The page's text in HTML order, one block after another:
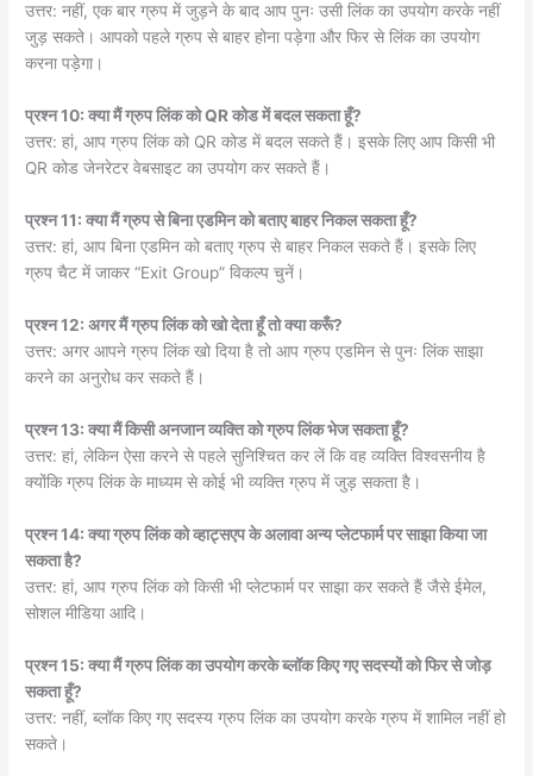
उत्तर: नहीं, एक बार ग्रुप में जुड़ने के बाद आप पुनः उसी लिंक का उपयोग करके नहीं
जुड़ सकते। आपको पहले ग्रुप से बाहर होना पड़ेगा और फिर से लिंक का उपयोग
करना पड़ेगा।
प्रश्न 10: क्या मैं ग्रुप लिंक को QR कोड में बदल सकता हूँ?
उत्तर: हां, आप ग्रुप लिंक को QR कोड में बदल सकते हैं। इसके लिए आप किसी भी
QR कोड जेनरेटर वेबसाइट का उपयोग कर सकते हैं।
प्रश्न 11: क्या मैं ग्रुप से बिना एडमिन को बताए बाहर निकल सकता हूँ?
उत्तर: हां, आप बिना एडमिन को बताए ग्रुप से बाहर निकल सकते हैं। इसके लिए
ग्रुप चैट में जाकर “Exit Group” विकल्प चुनें।
प्रश्न 12: अगर मैं ग्रुप लिंक को खो देता हूँ तो क्या करूँ?
उत्तर: अगर आपने ग्रुप लिंक खो दिया है तो आप ग्रुप एडमिन से पुनः लिंक साझा
करने का अनुरोध कर सकते हैं।
प्रश्न 13: क्या मैं किसी अनजान व्यक्ति को ग्रुप लिंक भेज सकता हूँ?
उत्तर: हां, लेकिन ऐसा करने से पहले सुनिश्चित कर लें कि वह व्यक्ति विश्वसनीय है
क्योंकि ग्रुप लिंक के माध्यम से कोई भी व्यक्ति ग्रुप में जुड़ सकता है।
प्रश्न 14: क्या ग्रुप लिंक को व्हाट्सएप के अलावा अन्य प्लेटफार्म पर साझा किया जा
सकता है?
उत्तर: हां, आप ग्रुप लिंक को किसी भी प्लेटफार्म पर साझा कर सकते हैं जैसे ईमेल,
सोशल मीडिया आदि।
प्रश्न 15: क्या मैं ग्रुप लिंक का उपयोग करके ब्लॉक किए गए सदस्यों को फिर से जोड़
सकता हूँ?
उत्तर: नहीं, ब्लॉक किए गए सदस्य ग्रुप लिंक का उपयोग करके ग्रुप में शामिल नहीं हो
सकते।